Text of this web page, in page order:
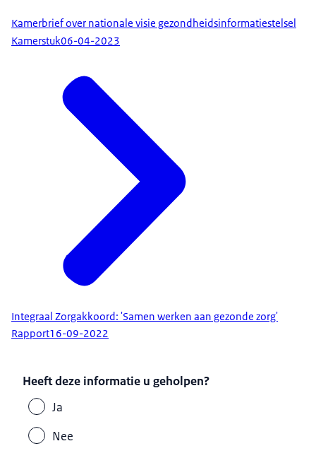
Kamerbrief over nationale visie gezondheidsinformatiestelsel
Kamerstuk06-04-2023
Integraal Zorgakkoord: 'Samen werken aan gezonde zorg'
Rapport16-09-2022
Heeft deze informatie u geholpen?
Ja
Nee